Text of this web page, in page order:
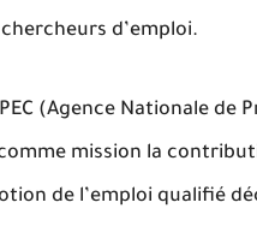
d’emploi.
(Agence Nationale
mission la
de l’emploi qualifié